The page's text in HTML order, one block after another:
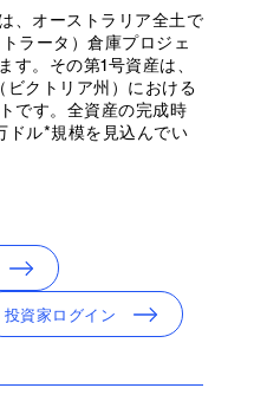
、オーストラリア全土で
ラータ）倉庫プロジェ
す。その第1号資産は、
クトリア州）における
です。全資産の完成時
ル*規模を見込んでい
投資家ログイン